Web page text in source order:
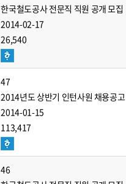
한국철도공사 전문직 직원 공개 모집
2014-02-17
26,540
47
2014년도 상반기 인턴사원 채용공고
2014-01-15
113,417
46